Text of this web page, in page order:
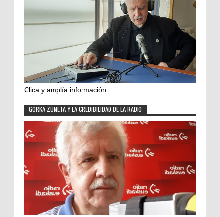
Clica y amplía información
GORKA ZUMETA Y LA CREDIBILIDAD DE LA RADIO